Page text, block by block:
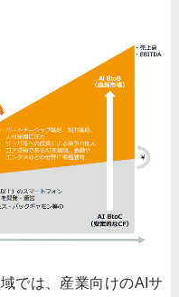
では、産業向けのAIサ